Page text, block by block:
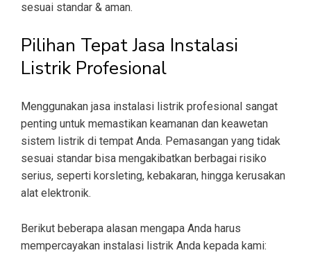
sesuai standar & aman.
Pilihan Tepat Jasa Instalasi
Listrik Profesional
Menggunakan jasa instalasi listrik profesional sangat
penting untuk memastikan keamanan dan keawetan
sistem listrik di tempat Anda. Pemasangan yang tidak
sesuai standar bisa mengakibatkan berbagai risiko
serius, seperti korsleting, kebakaran, hingga kerusakan
alat elektronik.
Berikut beberapa alasan mengapa Anda harus
mempercayakan instalasi listrik Anda kepada kami: